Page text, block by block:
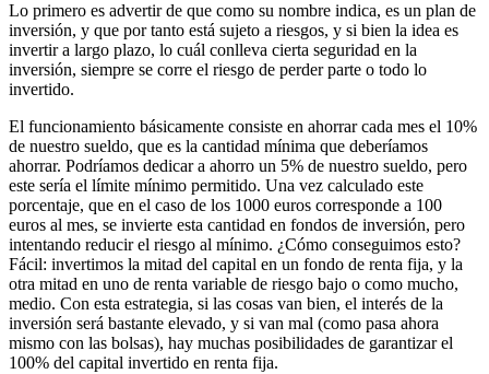
Lo primero es advertir de que como su nombre indica, es un plan de
inversión, y que por tanto está sujeto a riesgos, y si bien la idea es
invertir a largo plazo, lo cuál conlleva cierta seguridad en la
inversión, siempre se corre el riesgo de perder parte o todo lo
invertido.
El funcionamiento básicamente consiste en ahorrar cada mes el 10%
de nuestro sueldo, que es la cantidad mínima que deberíamos
ahorrar. Podríamos dedicar a ahorro un 5% de nuestro sueldo, pero
este sería el límite mínimo permitido. Una vez calculado este
porcentaje, que en el caso de los 1000 euros corresponde a 100
euros al mes, se invierte esta cantidad en fondos de inversión, pero
intentando reducir el riesgo al mínimo. ¿Cómo conseguimos esto?
Fácil: invertimos la mitad del capital en un fondo de renta fija, y la
otra mitad en uno de renta variable de riesgo bajo o como mucho,
medio. Con esta estrategia, si las cosas van bien, el interés de la
inversión será bastante elevado, y si van mal (como pasa ahora
mismo con las bolsas), hay muchas posibilidades de garantizar el
100% del capital invertido en renta fija.